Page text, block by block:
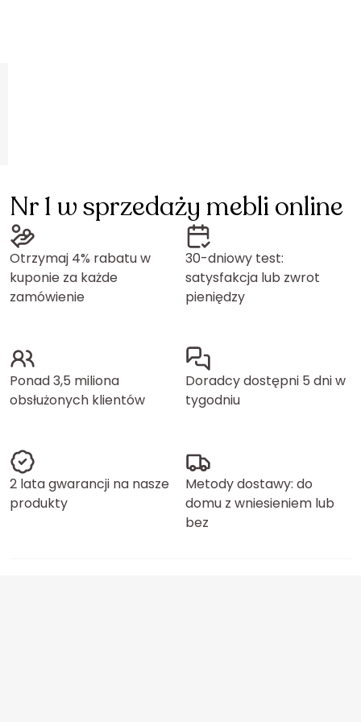
Nr 1 w sprzedaży mebli online
Otrzymaj 4% rabatu w
kuponie za każde
zamówienie
30-dniowy test:
satysfakcja lub zwrot
pieniędzy
Ponad 3,5 miliona
obsłużonych klientów
Doradcy dostępni 5 dni w
tygodniu
2 lata gwarancji na nasze
produkty
Metody dostawy: do
domu z wniesieniem lub
bez